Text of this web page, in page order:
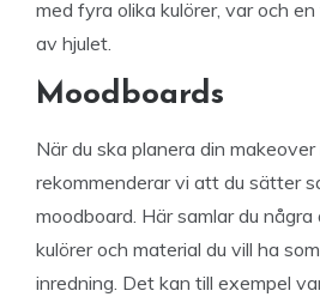
med fyra olika kulörer, var och
av hjulet.
Moodboards
När du ska planera din makeover
rekommenderar vi att du sätter
moodboard. Här samlar du
kulörer och material du vill ha
inredning. Det kan till exempel